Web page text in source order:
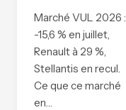
Marché VUL 2026 :
-15,6 % en juillet,
Renault à 29 %,
Stellantis en recul.
Ce que ce marché
en…